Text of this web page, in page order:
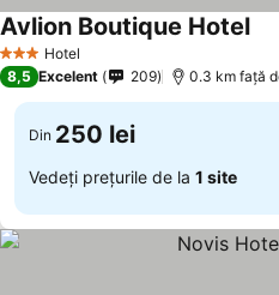
3 SteleHotel
Avlion Boutique Hotel
8,5 Excelent 209 0.3 km faţă
Din 250 lei
Vedeți prețurile de la 1 site